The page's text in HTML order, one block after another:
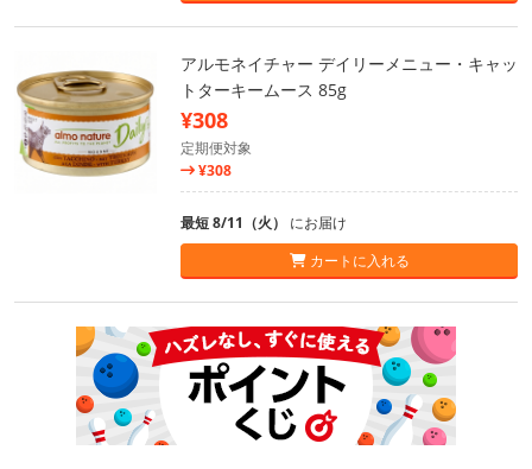
アルモネイチャー デイリーメニュー・キャッ
トターキームース 85g
¥308
定期便対象
¥308
最短 8/11（火） にお届け
カートに入れる